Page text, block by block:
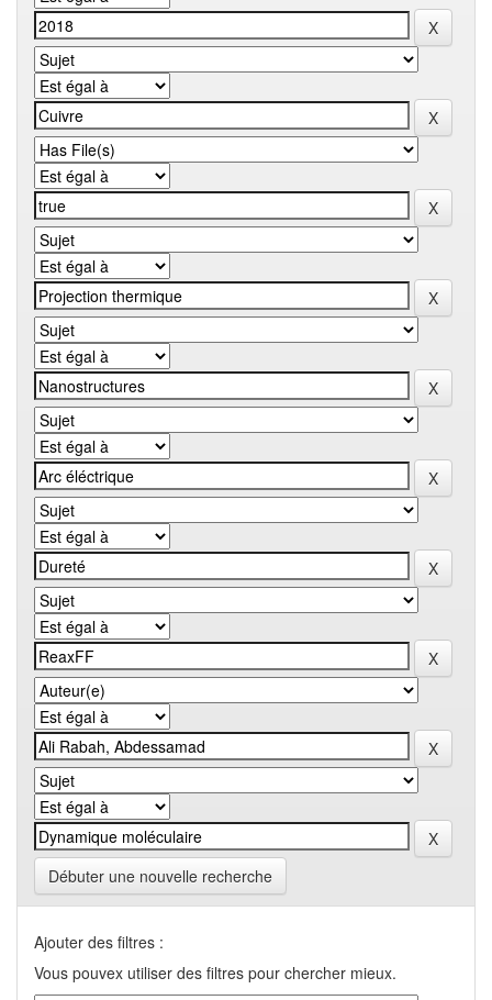
Débuter une nouvelle recherche
Ajouter des filtres :
Vous pouvex utiliser des filtres pour chercher mieux.